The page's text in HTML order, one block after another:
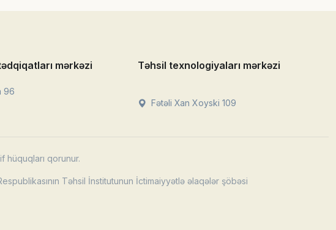
mərkəzi
96
Təhsil texnologiyaları mərkəzi
Fətəli Xan Xoyski 109
hüquqları qorunur.
Təhsil İnstitutunun İctimaiyyətlə əlaqələr şöbəsi